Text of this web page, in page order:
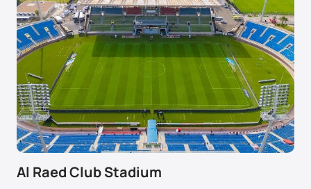
Al Raed Club Stadium